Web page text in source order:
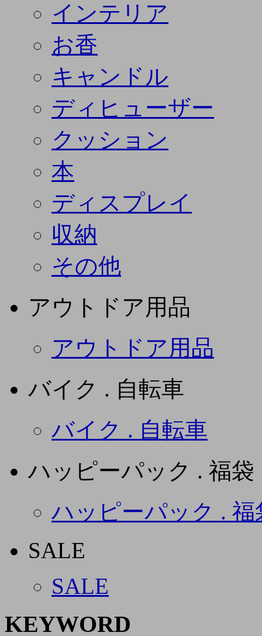
インテリア
お香
キャンドル
ディヒューザー
クッション
本
ディスプレイ
収納
その他
アウトドア用品
アウトドア用品
バイク . 自転車
バイク . 自転車
ハッピーパック . 福袋
ハッピーパック . 福
SALE
SALE
KEYWORD